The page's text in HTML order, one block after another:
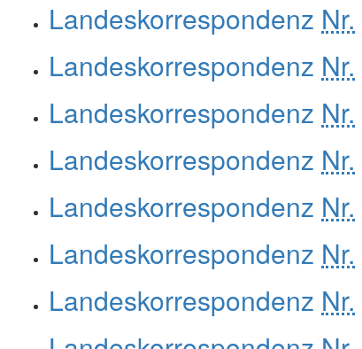
Landeskorrespondenz Nr.
Landeskorrespondenz Nr.
Landeskorrespondenz Nr.
Landeskorrespondenz Nr.
Landeskorrespondenz Nr.
Landeskorrespondenz Nr.
Landeskorrespondenz Nr.